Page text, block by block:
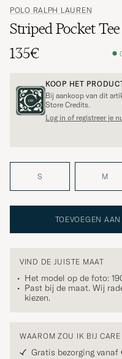
POLO RALPH LAUREN
Striped Pocket
135€
KOOP HET
Bij aankoop van dit
Store Credits.
Log in of registreer je
S M
TOEVOEGEN
VIND DE JUISTE MAAT
Het model op de foto:
Past bij de maat. Wij
kiezen.
WAAROM ZOU IK BIJ
Gratis bezorging vanaf